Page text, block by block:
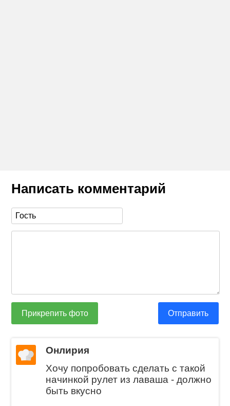
Написать комментарий
Прикрепить фото Отправить
Онлирия
Хочу попробовать сделать с такой
начинкой рулет из лаваша - должно
быть вкусно